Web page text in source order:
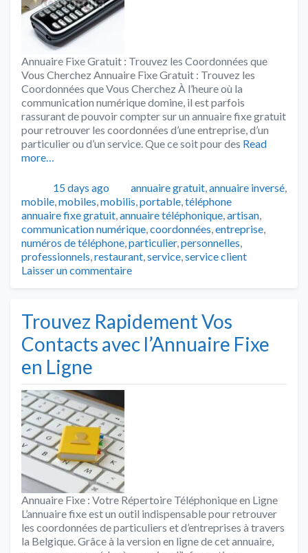
Annuaire Fixe Gratuit : Trouvez les Coordonnées que
Vous Cherchez Annuaire Fixe Gratuit : Trouvez les
Coordonnées que Vous Cherchez À l’heure où la
communication numérique domine, il est parfois
rassurant de pouvoir compter sur un annuaire fixe gratuit
pour retrouver les coordonnées d’une entreprise, d’un
particulier ou d’un service. Que ce soit pour des Read
more…
Publié15 days ago Catégories
annuaire gratuit,annuaire inversé,
mobile,mobiles,mobilis,portable,téléphone
annuaire fixe gratuit,annuaire téléphonique,artisan,
communication numérique,coordonnées,entreprise,
numéros de téléphone,particulier,personnelles,
professionnels,restaurant,service,service client
Laisser un commentaire
Trouvez Rapidement Vos
Contacts avec l’Annuaire Fixe
en Ligne
Annuaire Fixe : Votre Répertoire Téléphonique en Ligne
L’annuaire fixe est un outil indispensable pour retrouver
les coordonnées de particuliers et d’entreprises à travers
la Belgique. Grâce à la version en ligne de cet annuaire,